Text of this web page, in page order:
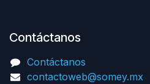
Contáctanos
Contáctanos
contactoweb@somey.mx